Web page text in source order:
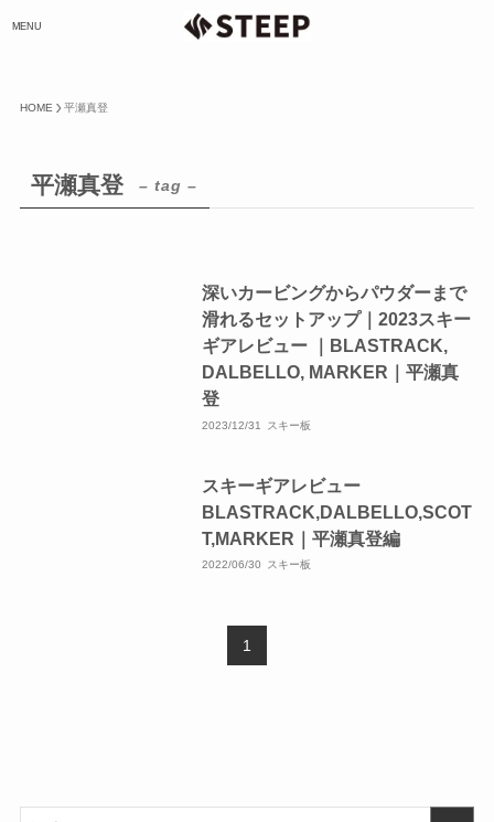
MENU
HOME 平瀬真登
平瀬真登 – tag –
深いカービングからパウダーまで
滑れるセットアップ｜2023スキー
ギアレビュー ｜BLASTRACK,
DALBELLO, MARKER｜平瀬真
登
2023/12/31 スキー板
スキーギアレビュー
BLASTRACK,DALBELLO,SCOT
T,MARKER｜平瀬真登編
2022/06/30 スキー板
1